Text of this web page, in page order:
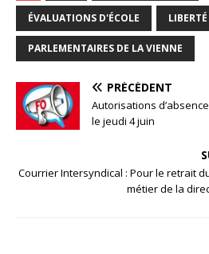
ÉVALUATIONS D'ÉCOLE
PARLEMENTAIRES DE LA VIENNE
PRÉCÉDENT
Autorisations
le jeudi 4 juin
Courrier Intersyndical : Pour le retrait
métier de la